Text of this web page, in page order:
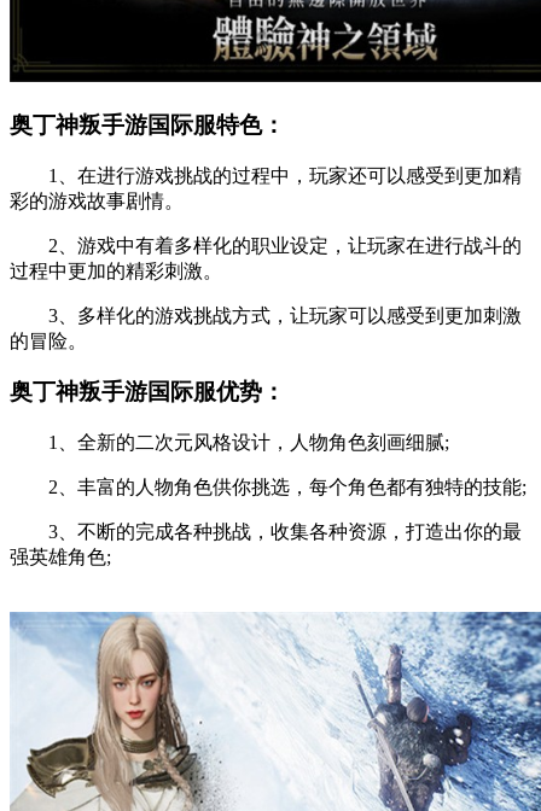
奥丁神叛手游国际服特色：
1、在进行游戏挑战的过程中，玩家还可以感受到更加精
彩的游戏故事剧情。
2、游戏中有着多样化的职业设定，让玩家在进行战斗的
过程中更加的精彩刺激。
3、多样化的游戏挑战方式，让玩家可以感受到更加刺激
的冒险。
奥丁神叛手游国际服优势：
1、全新的二次元风格设计，人物角色刻画细腻;
2、丰富的人物角色供你挑选，每个角色都有独特的技能;
3、不断的完成各种挑战，收集各种资源，打造出你的最
强英雄角色;